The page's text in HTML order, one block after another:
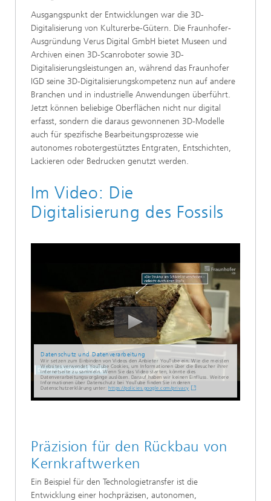
Ausgangspunkt der Entwicklungen war die 3D-
Digitalisierung von Kulturerbe-Gütern. Die Fraunhofer-
Ausgründung Verus Digital GmbH bietet Museen und
Archiven einen 3D-Scanroboter sowie 3D-
Digitalisierungsleistungen an, während das Fraunhofer
IGD seine 3D-Digitalisierungskompetenz nun auf andere
Branchen und in industrielle Anwendungen überführt.
Jetzt können beliebige Oberflächen nicht nur digital
erfasst, sondern die daraus gewonnenen 3D-Modelle
auch für spezifische Bearbeitungsprozesse wie
autonomes robotergestütztes Entgraten, Entschichten,
Lackieren oder Bedrucken genutzt werden.
Im Video: Die
Digitalisierung des Fossils
Datenschutz und Datenverarbeitung
Wir setzen zum Einbinden von Videos den Anbieter YouTube ein. Wie die meisten
Websites verwendet YouTube Cookies, um Informationen über die Besucher ihrer
Internetseite zu sammeln. Wenn Sie das Video starten, könnte dies
Datenverarbeitungsvorgänge auslösen. Darauf haben wir keinen Einfluss. Weitere
Informationen über Datenschutz bei YouTube finden Sie in deren
Datenschutzerklärung unter: https://policies.google.com/privacy
Präzision für den Rückbau von
Kernkraftwerken
Ein Beispiel für den Technologietransfer ist die
Entwicklung einer hochpräzisen, autonomen,